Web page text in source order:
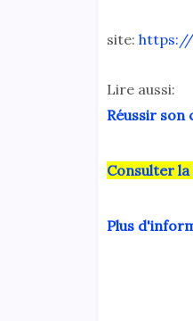
site: https://
Lire aussi:
Réussir son
Consulter
Plus